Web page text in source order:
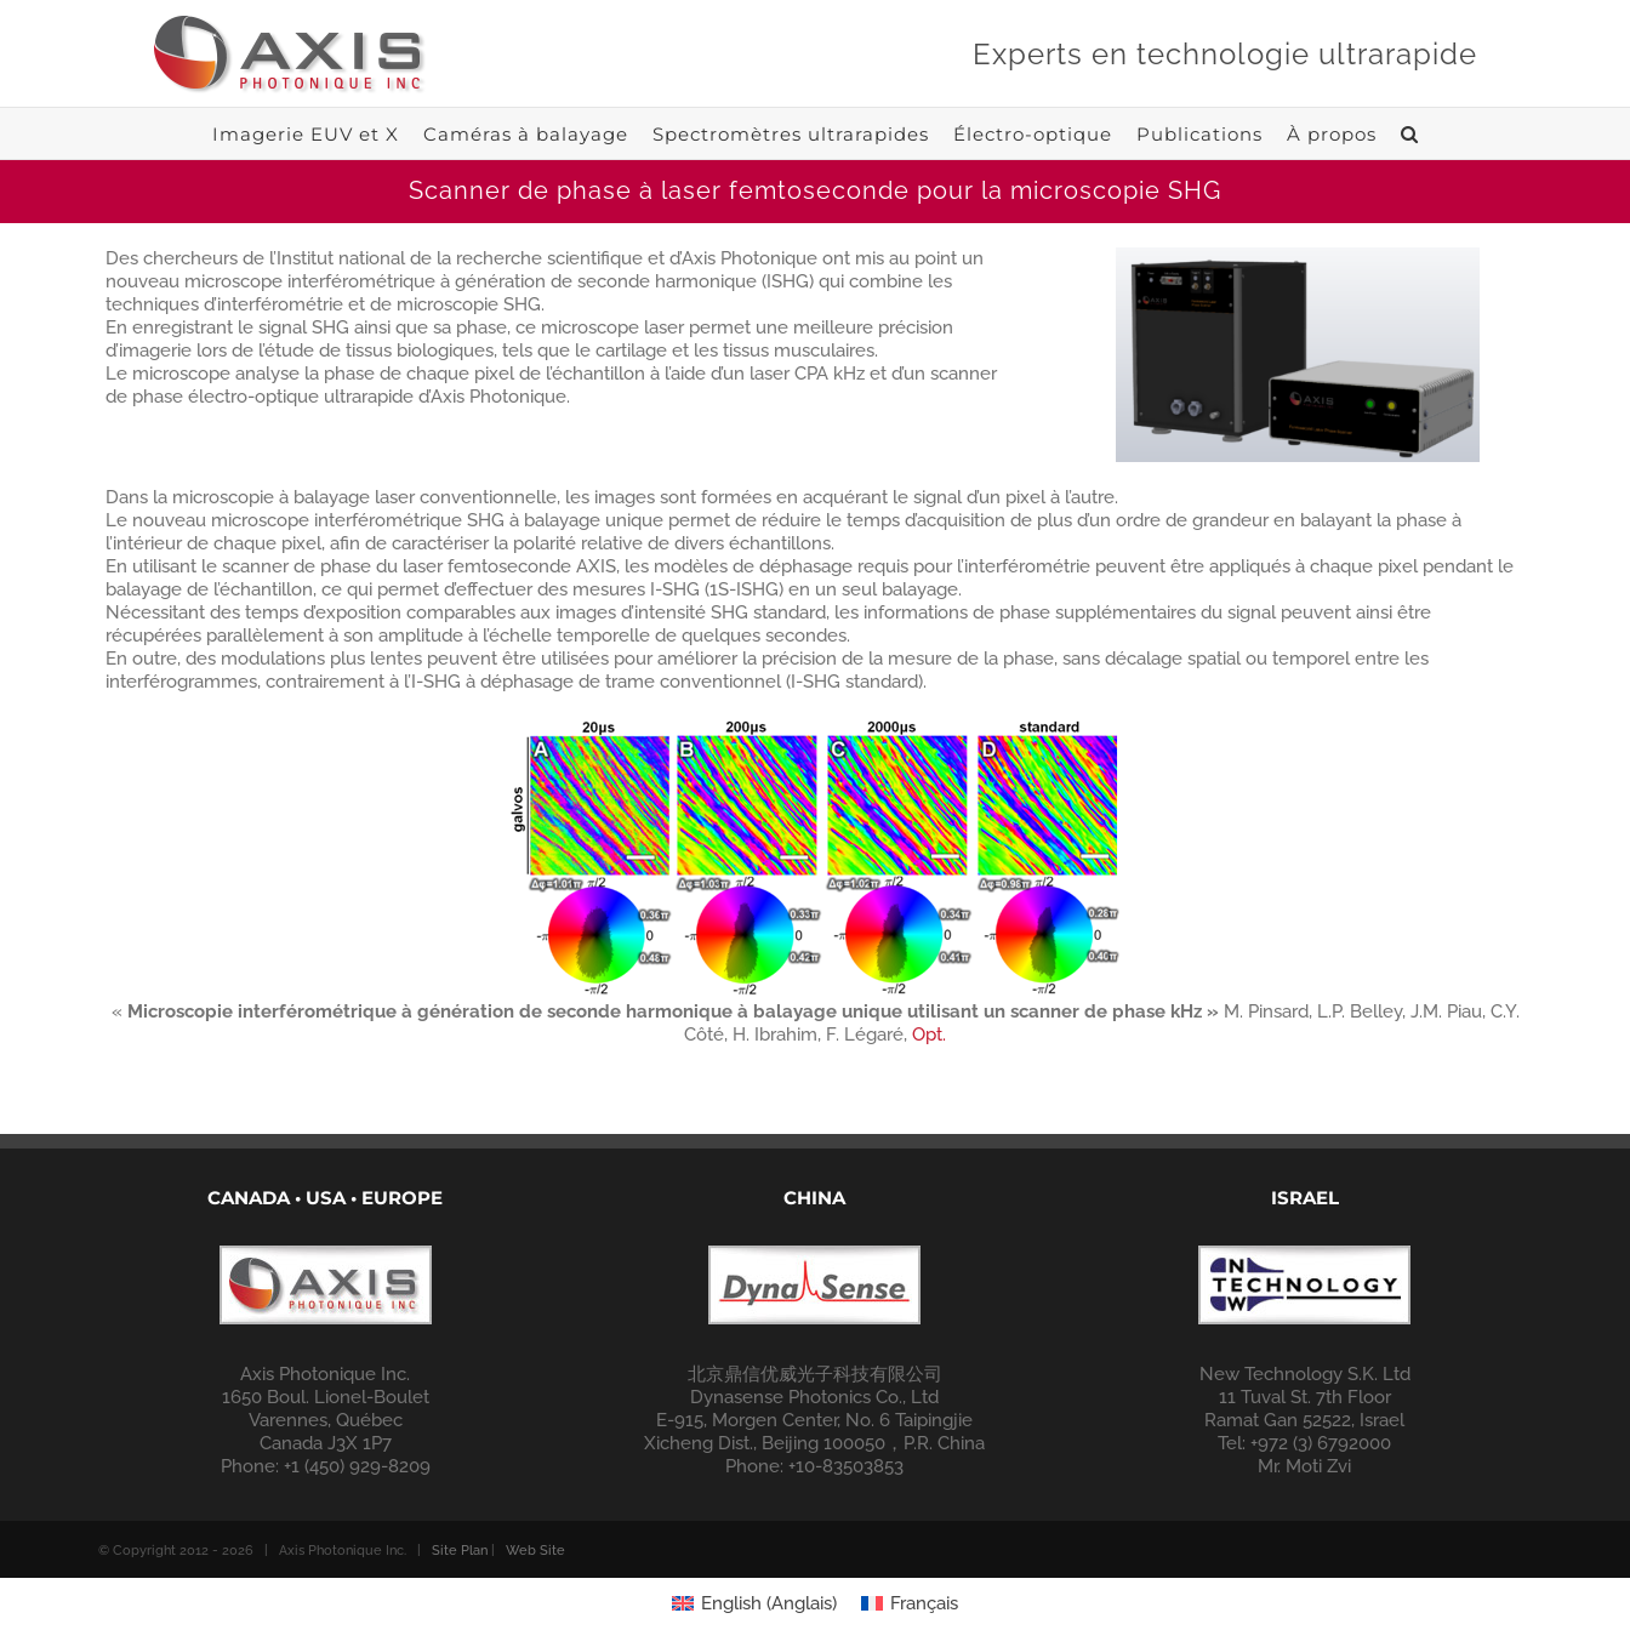
Experts en technologie ultrarapide
Imagerie EUV et X Caméras à balayage Spectromètres ultrarapides Électro-optique Publications À propos
Scanner de phase à laser femtoseconde pour la microscopie SHG
Des chercheurs de l’Institut national de la recherche scientifique et d’Axis Photonique ont mis au point un
nouveau microscope interférométrique à génération de seconde harmonique (ISHG) qui combine les
techniques d’interférométrie et de microscopie SHG.
En enregistrant le signal SHG ainsi que sa phase, ce microscope laser permet une meilleure précision
d’imagerie lors de l’étude de tissus biologiques, tels que le cartilage et les tissus musculaires.
Le microscope analyse la phase de chaque pixel de l’échantillon à l’aide d’un laser CPA kHz et d’un scanner
de phase électro-optique ultrarapide d’Axis Photonique.
Dans la microscopie à balayage laser conventionnelle, les images sont formées en acquérant le signal d’un pixel à l’autre.
Le nouveau microscope interférométrique SHG à balayage unique permet de réduire le temps d’acquisition de plus d’un ordre de grandeur en balayant la phase à
l’intérieur de chaque pixel, afin de caractériser la polarité relative de divers échantillons.
En utilisant le scanner de phase du laser femtoseconde AXIS, les modèles de déphasage requis pour l’interférométrie peuvent être appliqués à chaque pixel pendant le
balayage de l’échantillon, ce qui permet d’effectuer des mesures I-SHG (1S-ISHG) en un seul balayage.
Nécessitant des temps d’exposition comparables aux images d’intensité SHG standard, les informations de phase supplémentaires du signal peuvent ainsi être
récupérées parallèlement à son amplitude à l’échelle temporelle de quelques secondes.
En outre, des modulations plus lentes peuvent être utilisées pour améliorer la précision de la mesure de la phase, sans décalage spatial ou temporel entre les
interférogrammes, contrairement à l’I-SHG à déphasage de trame conventionnel (I-SHG standard).
« Microscopie interférométrique à génération de seconde harmonique à balayage unique utilisant un scanner de phase kHz » M. Pinsard, L.P. Belley, J.M. Piau, C.Y.
Côté, H. Ibrahim, F. Légaré, Opt.
CANADA • USA • EUROPE
Axis Photonique Inc.
1650 Boul. Lionel-Boulet
Varennes, Québec
Canada J3X 1P7
Phone: +1 (450) 929-8209
CHINA
北京鼎信优威光子科技有限公司
Dynasense Photonics Co., Ltd
E-915, Morgen Center, No. 6 Taipingjie
Xicheng Dist., Beijing 100050，P.R. China
Phone: +10-83503853
ISRAEL
New Technology S.K. Ltd
11 Tuval St. 7th Floor
Ramat Gan 52522, Israel
Tel: +972 (3) 6792000
Mr. Moti Zvi
© Copyright 2012 -2026 | Axis Photonique Inc. |Site Plan |Web Site
English (Anglais) Français